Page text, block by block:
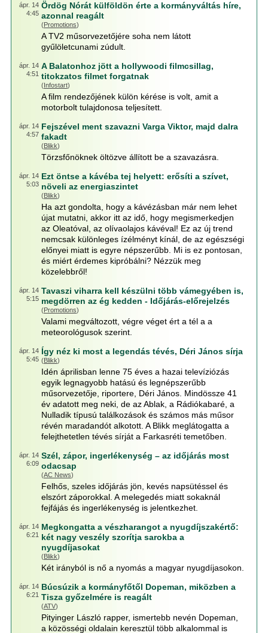
ápr. 14
4:45
Ördög Nórát külföldön érte a kormányváltás híre,
azonnal reagált
(Promotions)
A TV2 műsorvezetőjére soha nem látott
gyűlöletcunami zúdult.
ápr. 14
4:51
A Balatonhoz jött a hollywoodi filmcsillag,
titokzatos filmet forgatnak
(Infostart)
A film rendezőjének külön kérése is volt, amit a
motorbolt tulajdonosa teljesített.
ápr. 14
4:57
Fejszével ment szavazni Varga Viktor, majd dalra
fakadt
(Blikk)
Törzsfőnöknek öltözve állított be a szavazásra.
ápr. 14
5:03
Ezt öntse a kávéba tej helyett: erősíti a szívet,
növeli az energiaszintet
(Blikk)
Ha azt gondolta, hogy a kávézásban már nem lehet
újat mutatni, akkor itt az idő, hogy megismerkedjen
az Oleatóval, az olívaolajos kávéval! Ez az új trend
nemcsak különleges ízélményt kínál, de az egészségi
előnyei miatt is egyre népszerűbb. Mi is ez pontosan,
és miért érdemes kipróbálni? Nézzük meg
közelebbről!
ápr. 14
5:15
Tavaszi viharra kell készülni több vámegyében is,
megdörren az ég kedden - Időjárás-előrejelzés
(Promotions)
Valami megváltozott, végre véget ért a tél a a
meteorológusok szerint.
ápr. 14
5:45
Így néz ki most a legendás tévés, Déri János sírja
(Blikk)
Idén áprilisban lenne 75 éves a hazai televíziózás
egyik legnagyobb hatású és legnépszerűbb
műsorvezetője, riportere, Déri János. Mindössze 41
év adatott meg neki, de az Ablak, a Rádiókabaré, a
Nulladik típusú találkozások és számos más műsor
révén maradandót alkotott. A Blikk meglátogatta a
felejthetetlen tévés sírját a Farkasréti temetőben.
ápr. 14
6:09
Szél, zápor, ingerlékenység – az időjárás most
odacsap
(AC News)
Felhős, szeles időjárás jön, kevés napsütéssel és
elszórt záporokkal. A melegedés miatt sokaknál
fejfájás és ingerlékenység is jelentkezhet.
ápr. 14
6:21
Megkongatta a vészharangot a nyugdíjszakértő:
két nagy veszély szorítja sarokba a
nyugdíjasokat
(Blikk)
Két irányból is nő a nyomás a magyar nyugdíjasokon.
ápr. 14
6:21
Búcsúzik a kormányfőtől Dopeman, miközben a
Tisza győzelmére is reagált
(ATV)
Pityinger László rapper, ismertebb nevén Dopeman,
a közösségi oldalain keresztül több alkalommal is